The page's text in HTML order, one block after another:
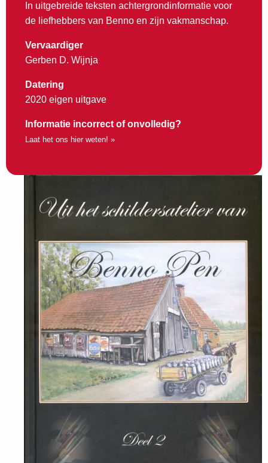
In uitgebreide teksten achtergrondinformatie voor
de liefhebbers van Benno en zijn vakmanschap.
Vervaardiger
Gerben D. Wijnja
Datering
2020 eigen uitgave
Informatie incorrect of onvolledig?
Laat het ons hier weten! »